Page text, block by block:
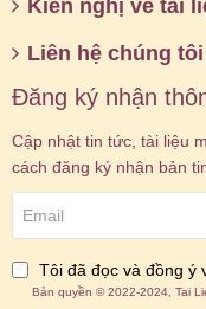
Kiến nghị về tài
Liên hệ chúng tôi
Đăng ký nhận
Cập nhật tin tức, tài liệu
cách đăng ký nhận bản
Tôi đã đọc và đồng ý
Bản quyền © 2022-2024, Tai